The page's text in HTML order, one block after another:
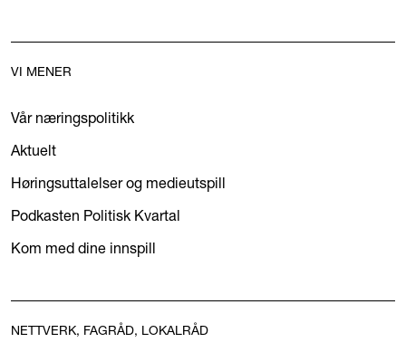
VI MENER
Vår næringspolitikk
Aktuelt
Høringsuttalelser og medieutspill
Podkasten Politisk Kvartal
Kom med dine innspill
NETTVERK, FAGRÅD, LOKALRÅD